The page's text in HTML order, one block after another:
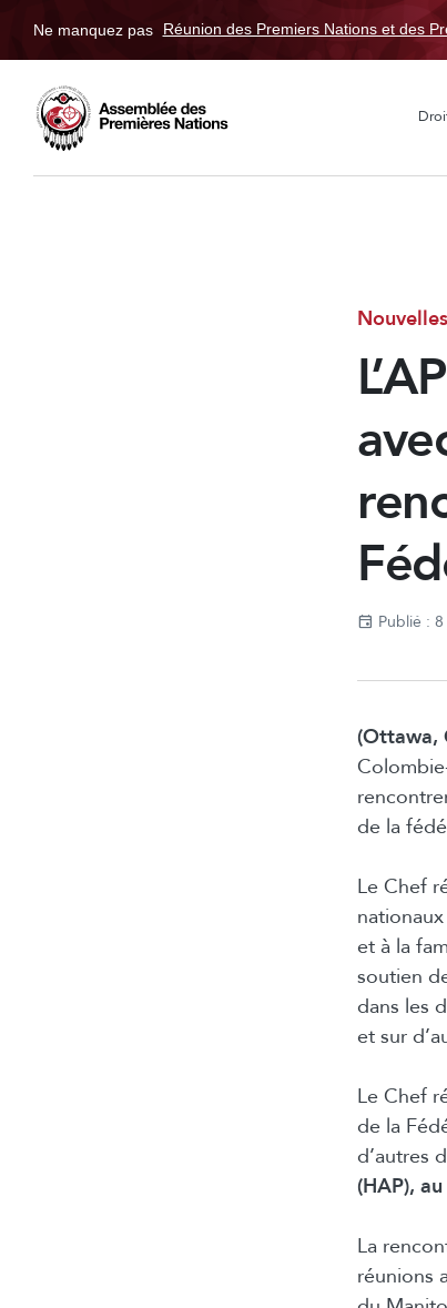
Ne manquez pas Réunion des Premiers Nations et des
Nouvelles
Publié :
(Ottawa,
de la
Le Chef
et à la
soutien
dans les
et sur
Le Chef
de la
d’autres
(HAP),
La
réunions